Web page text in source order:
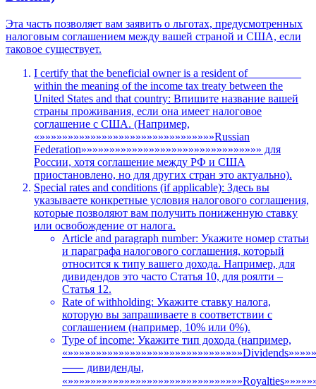
Эта часть позволяет вам заявить о льготах, предусмотренных
налоговым соглашением между вашей страной и США, если
таковое существует.
I certify that the beneficial owner is a resident of _________
within the meaning of the income tax treaty between the
United States and that country: Впишите название вашей
страны проживания, если она имеет налоговое
соглашение с США. (Например,
«»»»»»»»»»»»»»»»»»»»»»»»»»»»»»»»Russian
Federation»»»»»»»»»»»»»»»»»»»»»»»»»»»»»»»» для
России, хотя соглашение между РФ и США
приостановлено, но для других стран это актуально).
Special rates and conditions (if applicable): Здесь вы
указываете конкретные условия налогового соглашения,
которые позволяют вам получить пониженную ставку
или освобождение от налога.
Article and paragraph number: Укажите номер статьи
и параграфа налогового соглашения, который
относится к типу вашего дохода. Например, для
дивидендов это часто Статья 10, для роялти –
Статья 12.
Rate of withholding: Укажите ставку налога,
которую вы запрашиваете в соответствии с
соглашением (например, 10% или 0%).
Type of income: Укажите тип дохода (например,
⸺ дивиденды,